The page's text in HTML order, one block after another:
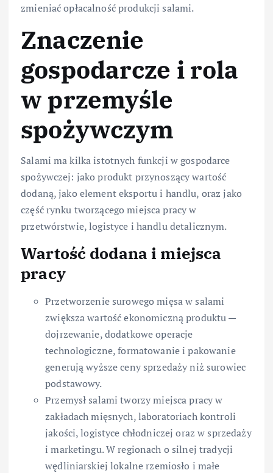
zmieniać opłacalność produkcji salami.
Znaczenie
gospodarcze i rola
w przemyśle
spożywczym
Salami ma kilka istotnych funkcji w gospodarce
spożywczej: jako produkt przynoszący wartość
dodaną, jako element eksportu i handlu, oraz jako
część rynku tworzącego miejsca pracy w
przetwórstwie, logistyce i handlu detalicznym.
Wartość dodana i miejsca
pracy
Przetworzenie surowego mięsa w salami
zwiększa wartość ekonomiczną produktu —
dojrzewanie, dodatkowe operacje
technologiczne, formatowanie i pakowanie
generują wyższe ceny sprzedaży niż surowiec
podstawowy.
Przemysł salami tworzy miejsca pracy w
zakładach mięsnych, laboratoriach kontroli
jakości, logistyce chłodniczej oraz w sprzedaży
i marketingu. W regionach o silnej tradycji
wędliniarskiej lokalne rzemiosło i małe